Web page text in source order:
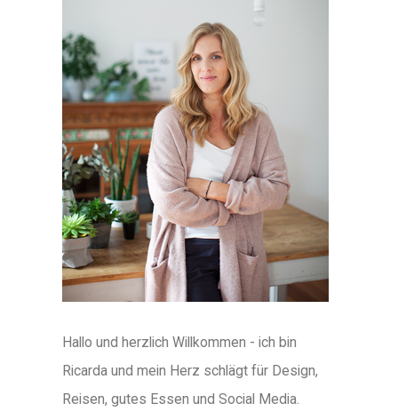
Hallo und herzlich Willkommen - ich bin
Ricarda und mein Herz schlägt für Design,
Reisen, gutes Essen und Social Media.